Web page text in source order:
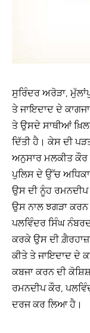
ਸੁਰਿੰਦਰ ਅਰੋੜਾ,
ਤੇ ਜਾਇਦਾਦ ਦੇ
ਤੇ ਉਸਦੇ ਸਾਥੀਆਂ
ਦਿੱਤੀ ਹੈ। ਕੇਸ ਦੀ
ਅਨੁਸਾਰ ਮਲਕੀਤ ਕੌਰ
ਪੁਲਿਸ ਦੇ ਉੱਚ
ਉਸ ਦੀ ਨੂੰਹ ਰਮਨਦੀਪ
ਉਸ ਨਾਲ ਝਗੜਾ
ਪਲਵਿੰਦਰ ਸਿੰਘ
ਕਰਕੇ ਉਸ ਦੀ
ਕੀਤੇ ਤੇ ਜਾਇਦਾਦ ਦੇ
ਕਬਜਾ ਕਰਨ ਦੀ
ਰਮਨਦੀਪ ਕੌਰ,
ਦਰਜ ਕਰ ਲਿਆ ਹੈ।